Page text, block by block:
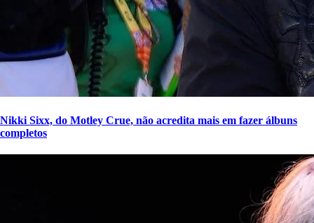
Nikki Sixx, do Motley Crue, não acredita mais em fazer álbuns
completos